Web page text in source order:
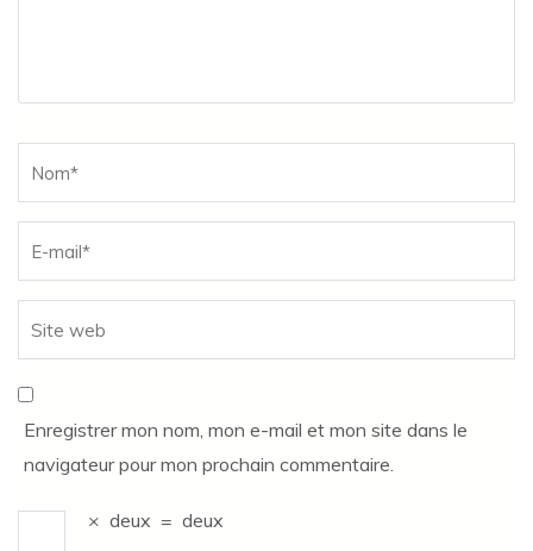
Enregistrer mon nom, mon e-mail et mon site dans le
navigateur pour mon prochain commentaire.
× deux = deux